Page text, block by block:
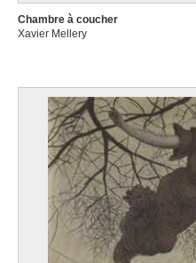
Chambre à coucher
Xavier Mellery